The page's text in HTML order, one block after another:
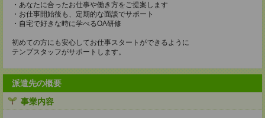
・あなたに合ったお仕事や働き方をご提案します
・お仕事開始後も、定期的な面談でサポート
・自宅で好きな時に学べるOA研修
初めての方にも安心してお仕事スタートができるように
テンプスタッフがサポートします。
派遣先の概要
事業内容